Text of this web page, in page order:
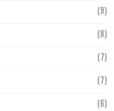
(9)
(8)
(7)
(7)
(6)